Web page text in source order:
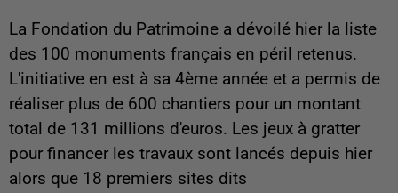
La Fondation du Patrimoine a dévoilé hier la liste
des 100 monuments français en péril retenus.
L'initiative en est à sa 4ème année et a permis de
réaliser plus de 600 chantiers pour un montant
total de 131 millions d'euros. Les jeux à gratter
pour financer les travaux sont lancés depuis hier
alors que 18 premiers sites dits